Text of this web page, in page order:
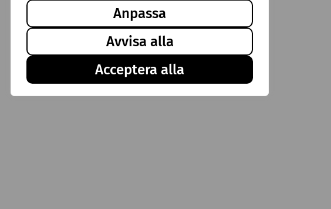
Anpassa
Avvisa alla
Acceptera alla